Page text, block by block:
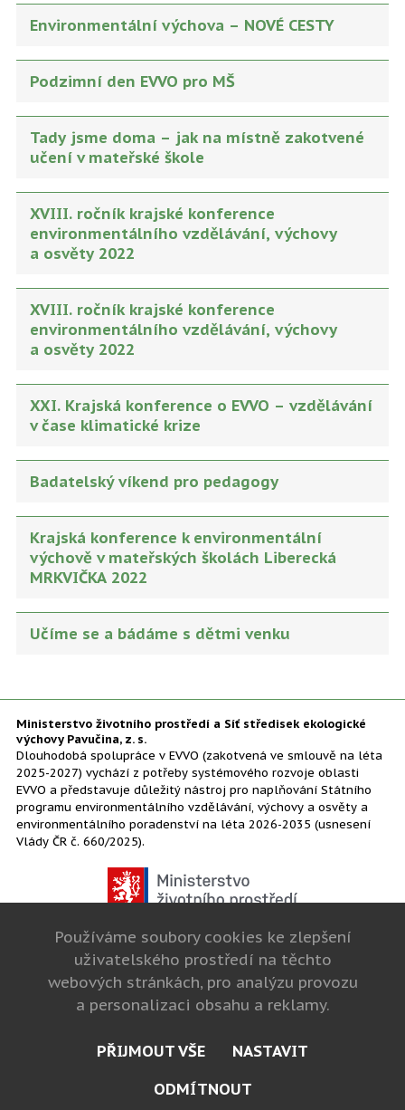
Environmentální výchova – NOVÉ CESTY
Podzimní den EVVO pro MŠ
Tady jsme doma – jak na místně zakotvené
učení v mateřské škole
XVIII. ročník krajské konference
environmentálního vzdělávání, výchovy
a osvěty 2022
XVIII. ročník krajské konference
environmentálního vzdělávání, výchovy
a osvěty 2022
XXI. Krajská konference o EVVO – vzdělávání
v čase klimatické krize
Badatelský víkend pro pedagogy
Krajská konference k environmentální
výchově v mateřských školách Liberecká
MRKVIČKA 2022
Učíme se a bádáme s dětmi venku
Ministerstvo životního prostředí a Síť středisek ekologické
výchovy Pavučina, z. s.
Dlouhodobá spolupráce v EVVO (zakotvená ve smlouvě na léta
2025-2027) vychází z potřeby systémového rozvoje oblasti
EVVO a představuje důležitý nástroj pro naplňování Státního
programu environmentálního vzdělávání, výchovy a osvěty a
environmentálního poradenství na léta 2026-2035 (usnesení
Vlády ČR č. 660/2025).
cookies
Používáme soubory cookies ke zlepšení
uživatelského prostředí na těchto
webových stránkách, pro analýzu provozu
a personalizaci obsahu a reklamy.
PŘIJMOUT VŠE
NASTAVIT
ODMÍTNOUT